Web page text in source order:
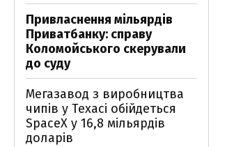
Привласнення мільярдів
Приватбанку: справу
Коломойського скерували
до суду
Мегазавод з виробництва
чипів у Техасі обійдеться
SpaceX у 16,8 мільярдів
доларів